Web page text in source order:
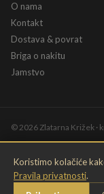
Koristimo kolačiće
Pravila privatnosti.
O nama
Kontakt
Dostava & povrat
Briga o nakitu
Jamstvo
©2026Zlatarna Križek ·